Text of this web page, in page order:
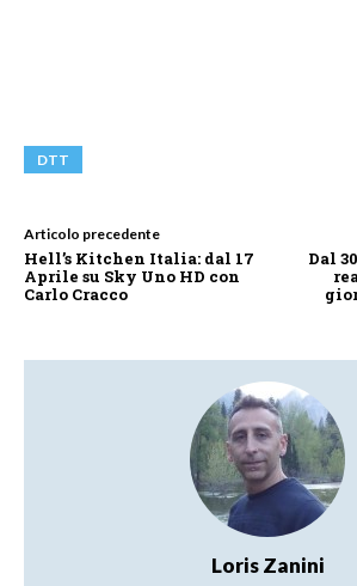
DTT
Articolo precedente
Hell’s Kitchen Italia: dal 17
Aprile su Sky Uno HD con
Carlo Cracco
Dal
Loris Zanini